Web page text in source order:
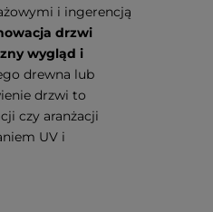
i ingerencją
drzwi
wygląd i
drewna lub
drzwi to
czy aranżacji
UV i